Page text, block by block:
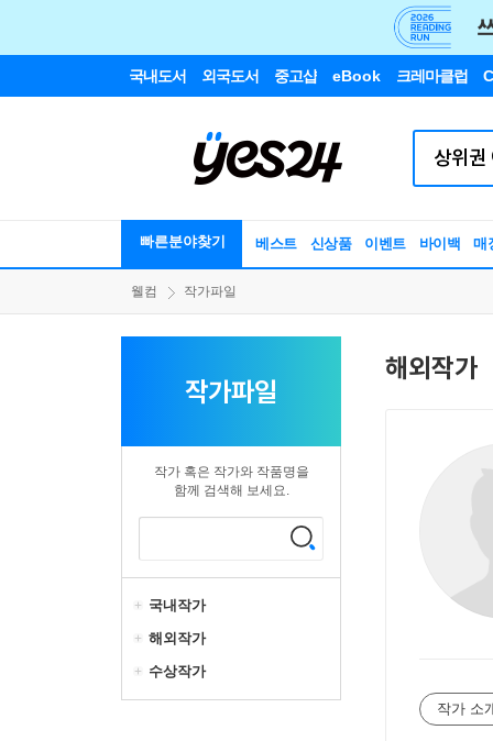
국내도서 외국도서 중고샵 eBook 크레마클럽
빠른분야찾기 베스트 신상품 이벤트 바이백 매
웰컴 작가파일
작가파일
작가 혹은 작가와 작품명을
함께 검색해 보세요.
국내작가
해외작가
수상작가
해외작가
작가 소